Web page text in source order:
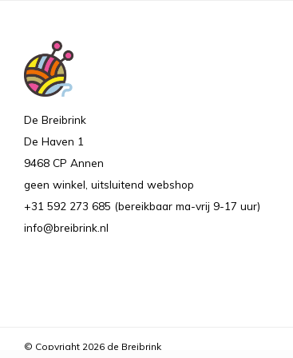
De Breibrink
De Haven 1
9468 CP Annen
geen winkel, uitsluitend webshop
+31 592 273 685 (bereikbaar ma-vrij 9-17 uur)
info@breibrink.nl
© Copyright 2026 de Breibrink